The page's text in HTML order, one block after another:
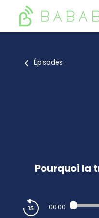
Épisodes
Pourquoi la
00:00